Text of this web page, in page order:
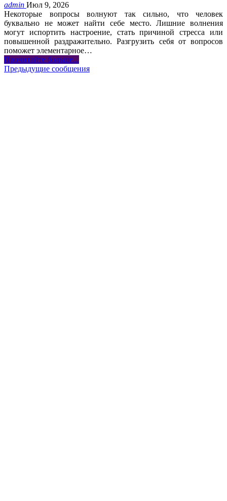
admin Июл 9, 2026
Некоторые вопросы волнуют так сильно, что человек
буквально не может найти себе место. Лишние волнения
могут испортить настроение, стать причиной стресса или
повышенной раздражительно. Разгрузить себя от вопросов
поможет элементарное…
Прочитайте больше...
Предыдущие сообщения